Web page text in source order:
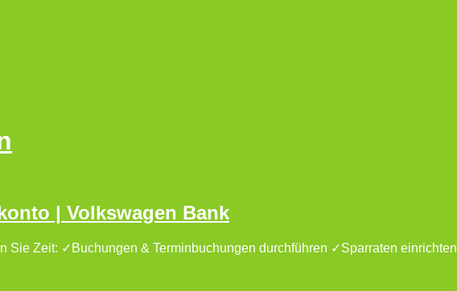
| Volkswagen Bank
Sie Zeit: ✓Buchungen & Terminbuchungen durchführen ✓Sparraten einrichten